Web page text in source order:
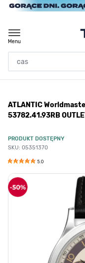
Przejdź do treści
Menu
/
ATLANTIC
ATLANTIC
53782.41.93RB
PRODUKT DOSTĘPNY
SKU: 05351370
5.0